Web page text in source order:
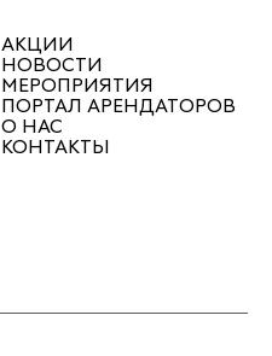
АКЦИИ
НОВОСТИ
МЕРОПРИЯТИЯ
ПОРТАЛ АРЕНДАТОРОВ
О НАС
КОНТАКТЫ